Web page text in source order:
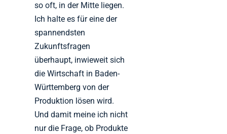
so oft, in der Mitte liegen.
Ich halte es für eine der
spannendsten
Zukunftsfragen
überhaupt, inwieweit sich
die Wirtschaft in Baden-
Württemberg von der
Produktion lösen wird.
Und damit meine ich nicht
nur die Frage, ob Produkte